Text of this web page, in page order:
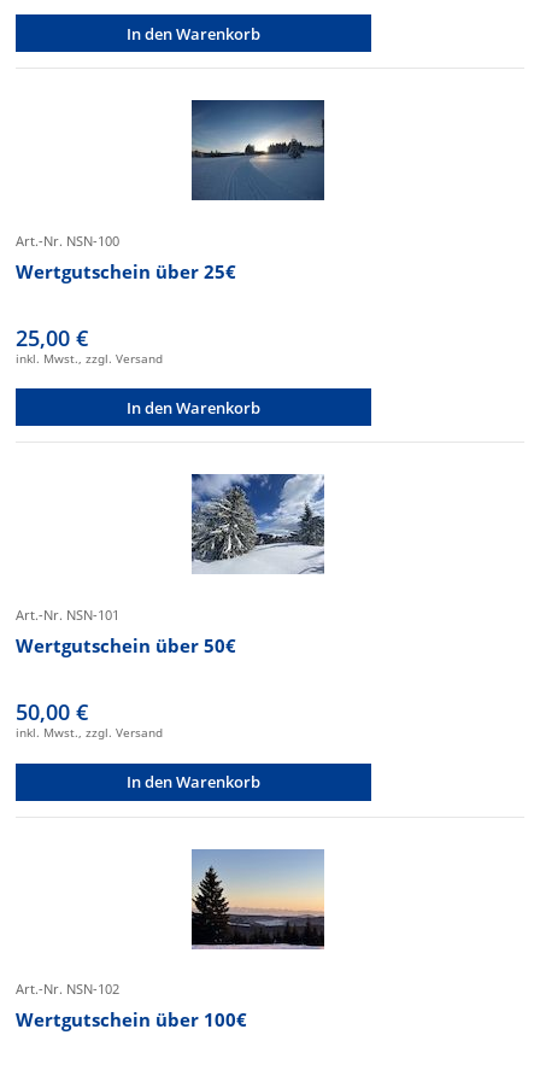
In den Warenkorb
Art.-Nr. NSN-100
Wertgutschein über 25€
25,00 €
inkl. Mwst., zzgl. Versand
In den Warenkorb
Art.-Nr. NSN-101
Wertgutschein über 50€
50,00 €
inkl. Mwst., zzgl. Versand
In den Warenkorb
Art.-Nr. NSN-102
Wertgutschein über 100€